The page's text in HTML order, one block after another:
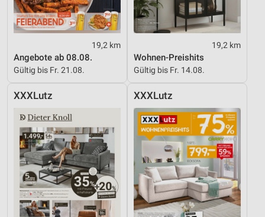
19,2 km
Angebote ab 08.08.
Gültig bis Fr. 21.08.
19,2 km
Wohnen-Preishits
Gültig bis Fr. 14.08.
XXXLutz XXXLutz